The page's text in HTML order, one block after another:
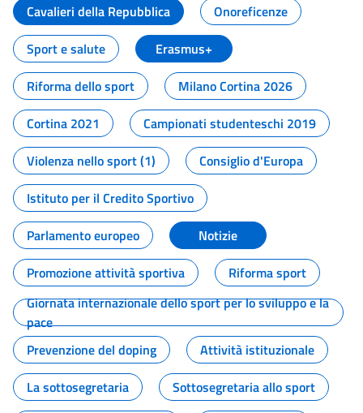
Cavalieri della Repubblica
Onoreficenze
Sport e salute
Erasmus+
Riforma dello sport
Milano Cortina 2026
Cortina 2021
Campionati studenteschi 2019
Violenza nello sport (1)
Consiglio d'Europa
Istituto per il Credito Sportivo
Parlamento europeo
Notizie
Promozione attività sportiva
Riforma sport
Giornata internazionale dello sport per lo sviluppo e la
pace
Prevenzione del doping
Attività istituzionale
La sottosegretaria
Sottosegretaria allo sport